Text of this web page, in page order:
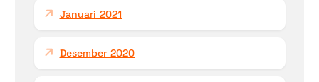
Januari 2021
Desember 2020